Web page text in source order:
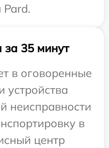
Pard.
35 минут
в оговоренные
устройства
неисправности
в
центр